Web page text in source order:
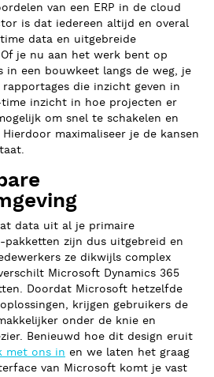
van een ERP in de cloud
is dat iedereen altijd en overal
data en uitgebreide
je nu aan het werk bent op
in een bouwkeet langs de weg, je
die inzicht geven in
inzicht in hoe projecten er
om snel te schakelen en
maximaliseer je de kansen
data uit al je primaire
pakketten zijn dus uitgebreid en
ze dikwijls complex
Microsoft Dynamics 365
Doordat Microsoft hetzelfde
krijgen gebruikers de
onder de knie en
Benieuwd hoe dit design eruit
met ons in en we laten het graag
van Microsoft komt je vast